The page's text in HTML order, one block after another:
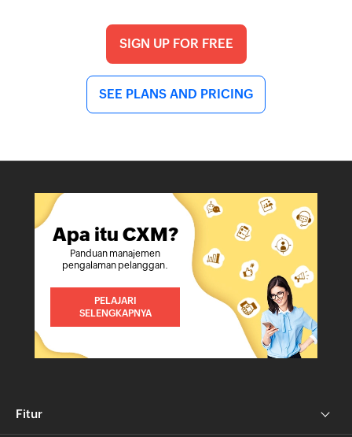
SIGN UP FOR FREE
SEE PLANS AND PRICING
Apa itu CXM?
Panduan manajemen
pengalaman pelanggan.
PELAJARI
SELENGKAPNYA
Fitur